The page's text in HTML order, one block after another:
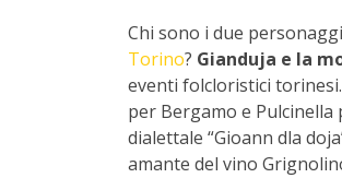
Chi sono i due
Torino? Gianduja e la
eventi folcloristici
per Bergamo e
dialettale “Gioann dla
amante del vino